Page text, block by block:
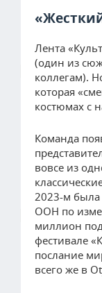
Лента
(один из
коллегам).
которая
костюмах с
Команда
вовсе из
2023-м была
ООН по
миллион
фестивале
послание
всего же в